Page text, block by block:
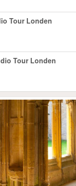
Tour Londen
Tour Londen